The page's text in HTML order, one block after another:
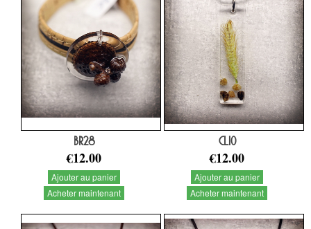
BR28
€12.00
Ajouter au panier
Acheter maintenant
CL10
€12.00
Ajouter au panier
Acheter maintenant